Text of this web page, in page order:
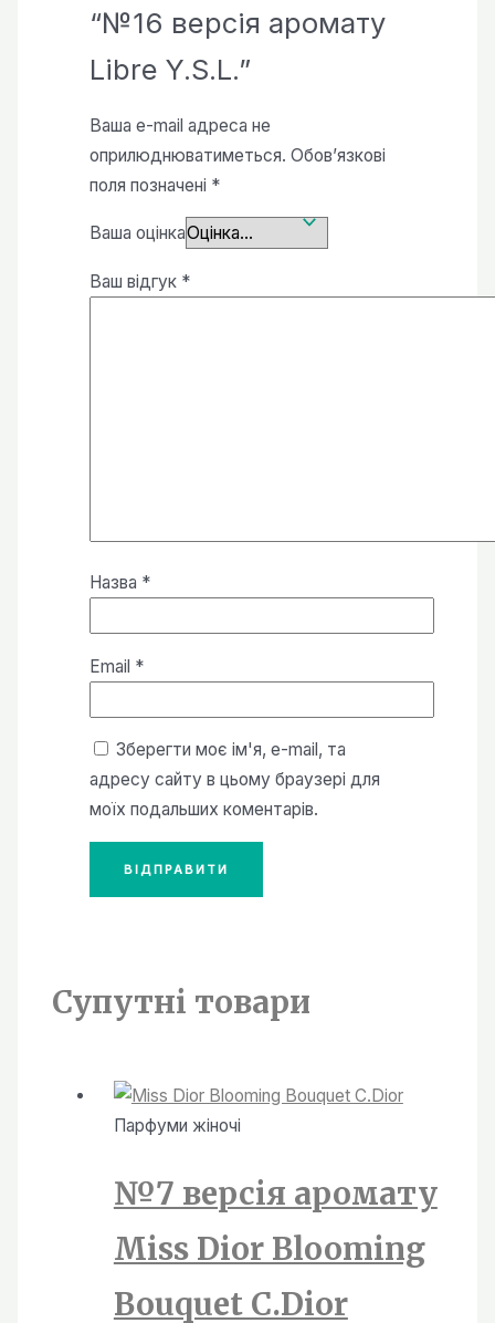
“№16 версія аромату
Libre Y.S.L.”
Ваша e-mail адреса не
оприлюднюватиметься. Обов’язкові
поля позначені *
Ваша оцінка
Ваш відгук *
Назва *
Email *
Зберегти моє ім'я, e-mail, та
адресу сайту в цьому браузері для
моїх подальших коментарів.
Супутні товари
Парфуми жiночi
№7 версія аромату
Miss Dior Blooming
Bouquet С.Dior